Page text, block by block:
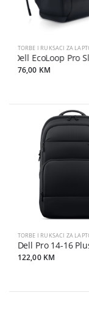
TORBE I RUKSACI ZA
Dell EcoLoop Pro
76,00 KM
TORBE I RUKSACI ZA
122,00 KM